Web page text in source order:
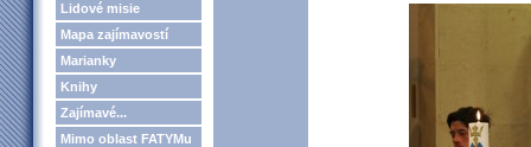
Lidové misie
Mapa zajímavostí
Marianky
Knihy
Zajímavé...
Mimo oblast FATYMu